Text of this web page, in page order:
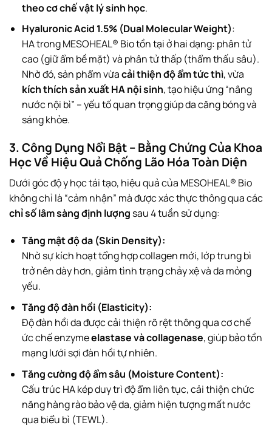
theo cơ chế vật lý sinh học.
Hyaluronic Acid 1.5% (Dual Molecular Weight):
HA trong MESOHEAL® Bio tồn tại ở hai dạng: phân tử
cao (giữ ẩm bề mặt) và phân tử thấp (thẩm thấu sâu).
Nhờ đó, sản phẩm vừacải thiện độ ẩm tức thì, vừa
kích thích sản xuất HA nội sinh, tạo hiệu ứng “nâng
nước nội bì” – yếu tố quan trọng giúp da căng bóng và
sáng khỏe.
3. Công Dụng Nổi Bật – Bằng Chứng Của Khoa
Học Về Hiệu Quả Chống Lão Hóa Toàn Diện
Dưới góc độ y học tái tạo, hiệu quả của MESOHEAL® Bio
không chỉ là “cảm nhận” mà được xác thực thông qua các
chỉ số lâm sàng định lượng sau 4 tuần sử dụng:
Tăng mật độ da (Skin Density):
Nhờ sự kích hoạt tổng hợp collagen mới, lớp trung bì
trở nên dày hơn, giảm tình trạng chảy xệ và da mỏng
yếu.
Tăng độ đàn hồi (Elasticity):
Độ đàn hồi da được cải thiện rõ rệt thông qua cơ chế
ức chế enzymeelastase và collagenase, giúp bảo tồn
mạng lưới sợi đàn hồi tự nhiên.
Tăng cường độ ẩm sâu (Moisture Content):
Cấu trúc HA kép duy trì độ ẩm liên tục, cải thiện chức
năng hàng rào bảo vệ da, giảm hiện tượng mất nước
qua biểu bì (TEWL).